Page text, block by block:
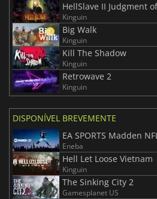
HellSlave II Judgment
Kinguin
Big Walk
Kinguin
Kill The Shadow
Kinguin
Retrowave 2
Kinguin
DISPONÍVEL BREVEMENTE
EA SPORTS Madden
Eneba
Hell Let Loose Vietnam
Kinguin
The Sinking City 2
Gamesplanet US